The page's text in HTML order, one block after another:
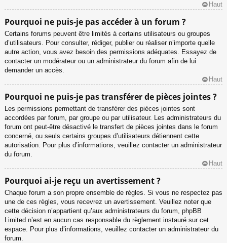
Haut
Pourquoi ne puis-je pas accéder à un forum ?
Certains forums peuvent être limités à certains utilisateurs ou groupes
d’utilisateurs. Pour consulter, rédiger, publier ou réaliser n’importe quelle
autre action, vous avez besoin des permissions adéquates. Essayez de
contacter un modérateur ou un administrateur du forum afin de lui
demander un accès.
Haut
Pourquoi ne puis-je pas transférer de pièces jointes ?
Les permissions permettant de transférer des pièces jointes sont
accordées par forum, par groupe ou par utilisateur. Les administrateurs du
forum ont peut-être désactivé le transfert de pièces jointes dans le forum
concerné, ou seuls certains groupes d’utilisateurs détiennent cette
autorisation. Pour plus d’informations, veuillez contacter un administrateur
du forum.
Haut
Pourquoi ai-je reçu un avertissement ?
Chaque forum a son propre ensemble de règles. Si vous ne respectez pas
une de ces règles, vous recevrez un avertissement. Veuillez noter que
cette décision n’appartient qu’aux administrateurs du forum, phpBB
Limited n’est en aucun cas responsable du règlement instauré sur cet
espace. Pour plus d’informations, veuillez contacter un administrateur du
forum.